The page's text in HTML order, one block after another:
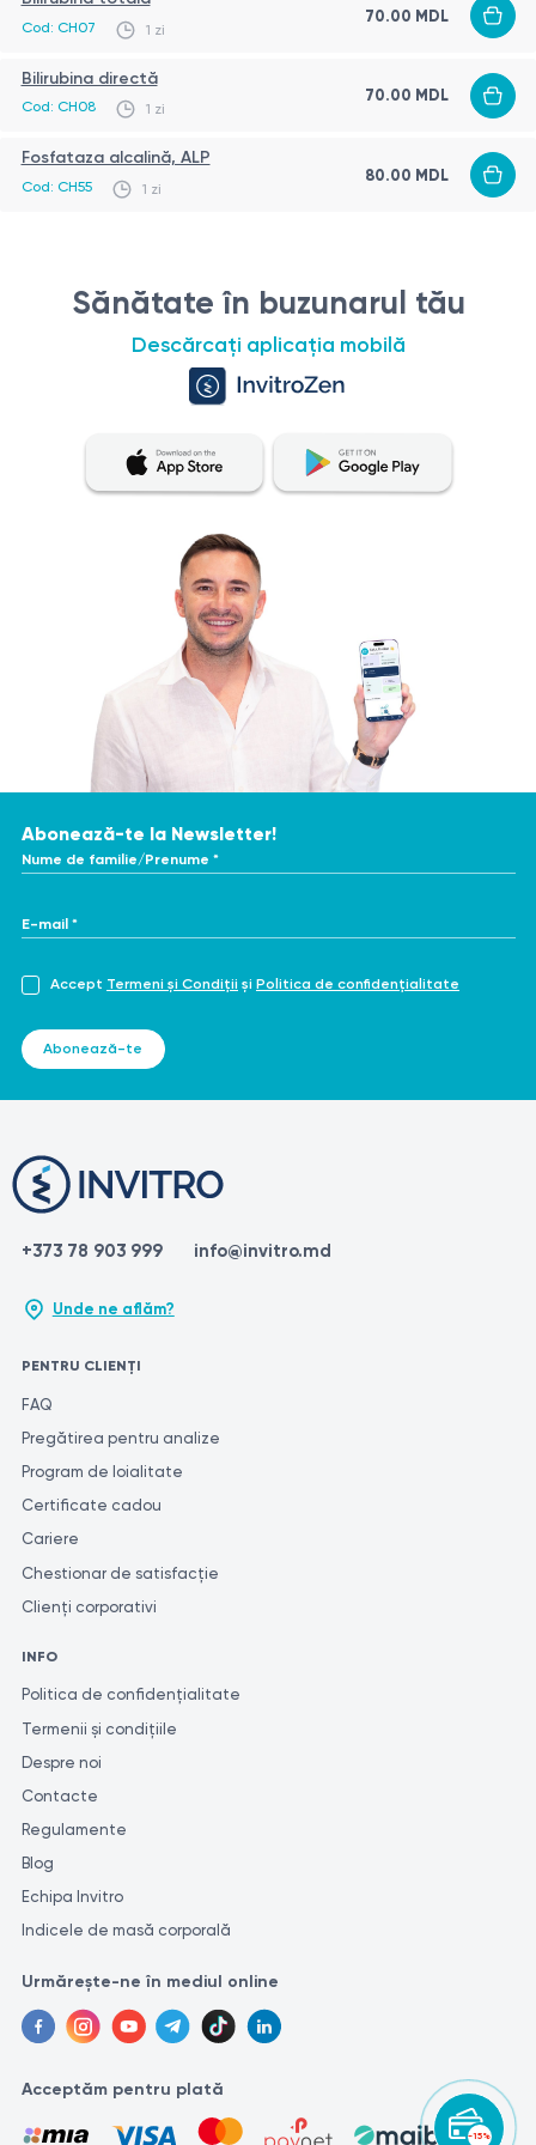
moderat crescute. Nivelul fosfatazei alcaline este aproape
cauza posibilei creșteri a izoenzimei placentare).
Cod: CH07 1 zi
70.00 MDL
Bilirubina directă
Cod: CH08 1 zi
70.00 MDL
Fosfataza alcalină, ALP
Cod: CH55 1 zi
80.00 MDL
-15%
Sănătate în buzunarul tău
Descărcați aplicația mobilă
Abonează-te la Newsletter!
Nume de familie/Prenume *
E-mail *
Accept Termeni și Condiții și Politica de confidențialitate
Abonează-te
+373 78 903 999 info@invitro.md
Unde ne aflăm?
PENTRU CLIENȚI
FAQ
Pregătirea pentru analize
Program de loialitate
Certificate cadou
Cariere
Chestionar de satisfacție
Clienți corporativi
INFO
Politica de confidențialitate
Termenii și condițiile
Despre noi
Contacte
Regulamente
Blog
Echipa Invitro
Indicele de masă corporală
Urmărește-ne în mediul online
Acceptăm pentru plată